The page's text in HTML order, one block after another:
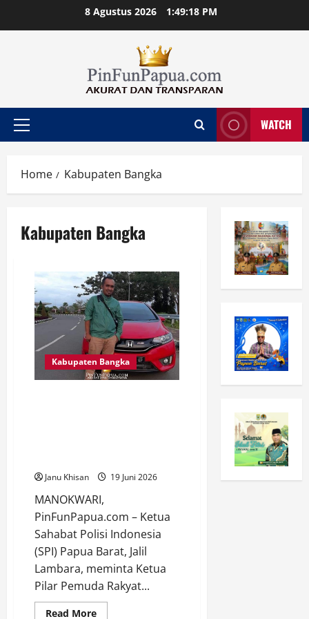
8 Agustus 2026 1:49:19 PM
Primary
WATCH
Home Kabupaten Bangka
Kabupaten Bangka
Kabupaten Bangka
Janu Khisan 19 Juni 2026
MANOKWARI,
PinFunPapua.com – Ketua
Sahabat Polisi Indonesia
(SPI) Papua Barat, Jalil
Lambara, meminta Ketua
Pilar Pemuda Rakyat...
Read MoreRead